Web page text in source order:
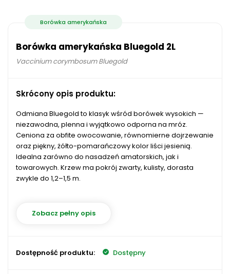
Borówka amerykańska
Borówka amerykańska Bluegold 2L
Vaccinium corymbosum Bluegold
Skrócony opis produktu:
Odmiana Bluegold to klasyk wśród borówek wysokich —
niezawodna, plenna i wyjątkowo odporna na mróz.
Ceniona za obfite owocowanie, równomierne dojrzewanie
oraz piękny, żółto-pomarańczowy kolor liści jesienią.
Idealna zarówno do nasadzeń amatorskich, jak i
towarowych. Krzew ma pokrój zwarty, kulisty, dorasta
zwykle do 1,2–1,5 m.
Zobacz pełny opis
Dostępność produktu: Dostępny